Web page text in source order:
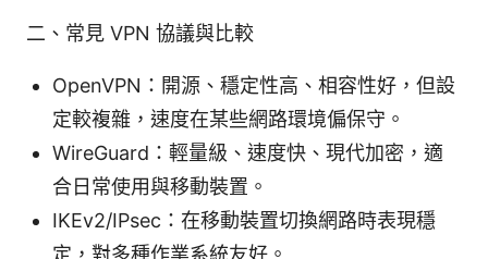
二、常見 VPN 協議與比較
OpenVPN：開源、穩定性高、相容性好，但設
定較複雜，速度在某些網路環境偏保守。
WireGuard：輕量級、速度快、現代加密，適
合日常使用與移動裝置。
IKEv2/IPsec：在移動裝置切換網路時表現穩
定，對多種作業系統友好。